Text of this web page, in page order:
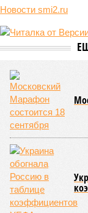
Новости smi2.ru